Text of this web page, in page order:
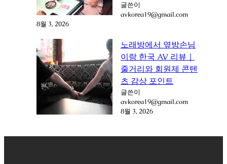
글쓴이
avkorea19@gmail.com
8월 3, 2026
노래방에서 옆방손님
이랑 한국 AV 리뷰｜
줄거리와 회원제 콘텐
츠 감상 포인트
글쓴이
avkorea19@gmail.com
8월 3, 2026